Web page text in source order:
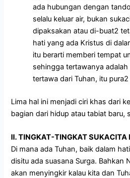
ada hubungan dengan
selalu keluar air, bukan
dipaksakan atau di-buat2
hati yang ada Kristus di
itu berarti memberi tempat
sehingga tertawanya
tertawa dari Tuhan, itu
Lima hal ini menjadi ciri khas dari
bagian dari hidup atau tabiat baru,
II. TINGKAT-TINGKAT SUKACITA
Di mana ada Tuhan, baik dalam
disitu ada suasana Surga. Bahkan
akan menyingkir kalau kita dan